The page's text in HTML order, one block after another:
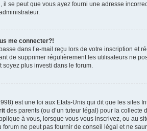
il se peut que vous ayez fourni une adresse
me connecter?!
dans l’e-mail reçu lors de votre inscription et
de supprimer régulièrement les utilisateurs ne
plus investi dans le forum.
est une loi aux Etats-Unis qui dit que les sites
des parents (ou d’un tuteur légal) pour la collecte
à vous, lorsque vous vous inscrivez, ou au
ne peut pas fournir de conseil légal et ne